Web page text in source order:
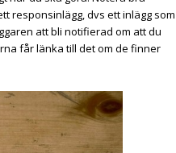
responsinlägg, dvs ett inlägg som
att bli notifierad om att du
får länka till det om de finner